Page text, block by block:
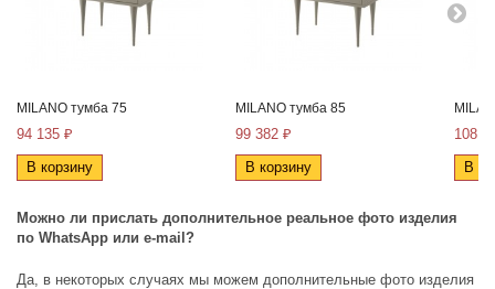
MILANO тумба 75
94 135 ₽
В корзину
MILANO тумба 85
99 382 ₽
В корзину
108
В
Можно ли прислать дополнительное реальное фото изделия
по WhatsApp или e-mail?
Да, в некоторых случаях мы можем дополнительные фото изделия